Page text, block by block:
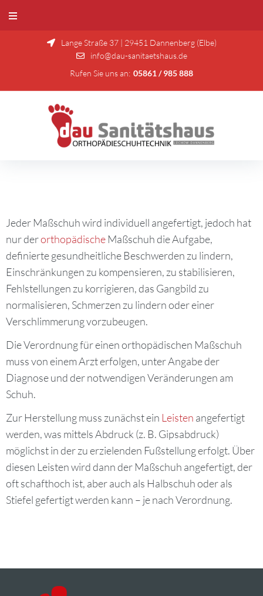
Lange Straße 37 | 29451 Dannenberg (Elbe)
info@dau-sanitaetshaus.de
Rufen Sie uns an: 05861 / 985 888
Jeder Maßschuh wird individuell angefertigt, jedoch hat
nur derorthopädische Maßschuh die Aufgabe,
definierte gesundheitliche Beschwerden zu lindern,
Einschränkungen zu kompensieren, zu stabilisieren,
Fehlstellungen zu korrigieren, das Gangbild zu
normalisieren, Schmerzen zu lindern oder einer
Verschlimmerung vorzubeugen.
Die Verordnung für einen orthopädischen Maßschuh
muss von einem Arzt erfolgen, unter Angabe der
Diagnose und der notwendigen Veränderungen am
Schuh.
Zur Herstellung muss zunächst ein Leisten angefertigt
werden, was mittels Abdruck (z. B. Gipsabdruck)
möglichst in der zu erzielenden Fußstellung erfolgt. Über
diesen Leisten wird dann der Maßschuh angefertigt, der
oft schafthoch ist, aber auch als Halbschuh oder als
Stiefel gefertigt werden kann – je nach Verordnung.